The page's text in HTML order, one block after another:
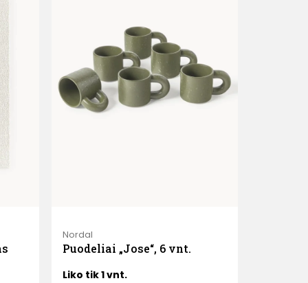
Nordal
Puodeliai „Jose“, 6 vnt.
Liko tik 1 vnt.